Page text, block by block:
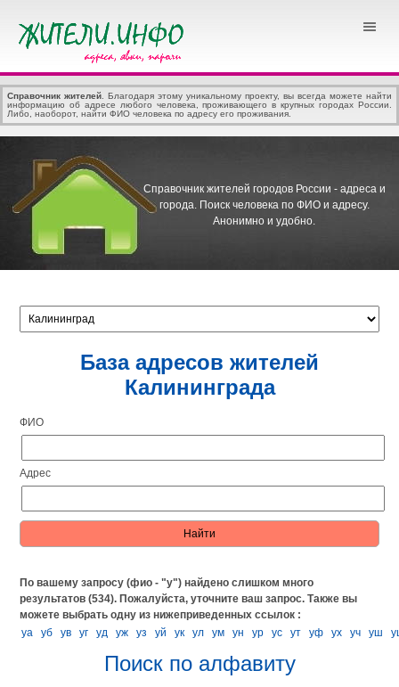
Справочник жителей . Благодаря этому уникальному проекту, вы всегда можете найти
информацию об адресе любого человека, проживающего в крупных городах России.
Либо, наоборот, найти ФИО человека по адресу его проживания.
Справочник жителей городов России - адреса и
города. Поиск человека по ФИО и адресу.
Анонимно и удобно.
База адресов жителей
Калининграда
ФИО
Адрес
По вашему запросу (фио - "у") найдено слишком много
результатов (534). Пожалуйста, уточните ваш запрос.Также вы
можете выбрать одну из нижеприведенных ссылок :
уа
уб ув уг уд уж уз уй ук ул ум ун ур ус ут уф ух уч уш
Поиск по алфавиту